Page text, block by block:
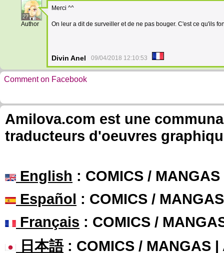
27
Author
Merci ^^
On leur a dit de surveiller et de ne pas bouger. C'est ce qu'ils
Divin Anel 09/04/2018 12:10:53
Comment on Facebook
Amilova.com est une
traducteurs d'oeuvres
English : COMICS /
Español : COMICS /
Français : COMICS /
日本語: COMICS / MANGAS |